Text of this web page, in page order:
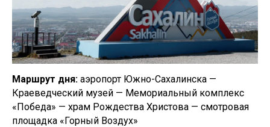
Маршрут дня: аэропорт Южно-Сахалинска —
Краеведческий музей — Мемориальный комплекс
«Победа» — храм Рождества Христова — смотровая
площадка «Горный Воздух»